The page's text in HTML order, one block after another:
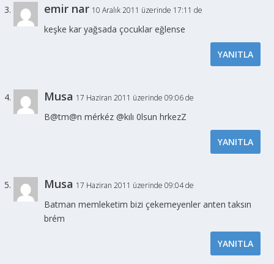
emir nar 10 Aralık 2011 üzerinde 17:11 de
keşke kar yağsada çocuklar eğlense
YANITLA
Musa 17 Haziran 2011 üzerinde 09:06 de
B@tm@n mérkéz @kılı 0lsun hrkezZ
YANITLA
Musa 17 Haziran 2011 üzerinde 09:04 de
Batman memleketim bizi çekemeyenler anten taksın
brém
YANITLA